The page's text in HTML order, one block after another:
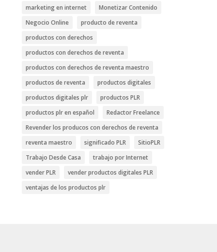
marketing en internet
Monetizar Contenido
Negocio Online
producto de reventa
productos con derechos
productos con derechos de reventa
productos con derechos de reventa maestro
productos de reventa
productos digitales
productos digitales plr
productos PLR
productos plr en español
Redactor Freelance
Revender los producos con derechos de reventa
reventa maestro
significado PLR
SitioPLR
Trabajo Desde Casa
trabajo por Internet
vender PLR
vender productos digitales PLR
ventajas de los productos plr